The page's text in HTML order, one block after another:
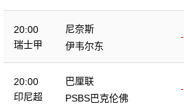
20:00
瑞士甲
尼奈斯
-
伊韦尔东
20:00
印尼超
巴厘联
-
PSBS巴克伦佛